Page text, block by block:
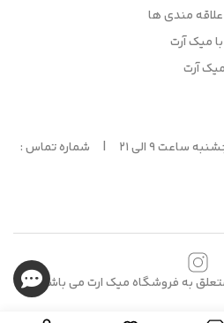
مندی ها
میک آرت
میک آرت
پاسخگویی تلفنی از شنبه تا پنجشنبه ساعت 9 الی 21 | شماره تماس :
به فروشگاه میک ارت می باشد